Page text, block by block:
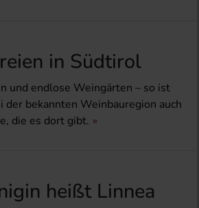
in Südtirol
und endlose Weingärten – so ist
bekannten Weinbauregion auch
die es dort gibt.
heißt Linnea